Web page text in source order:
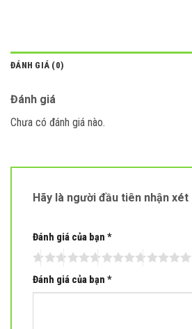
ĐÁNH GIÁ (0)
Đánh giá
Chưa có đánh giá nào.
Hãy là người đầu tiên nhận xét
Đánh giá của bạn *
Đánh giá của bạn *